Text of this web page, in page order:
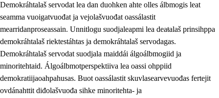
1.5 Luondduákten ja birasdiđolašvuohta
1.6 Demokratiija ja mielváikkuheapmi
Demokráhtalaš servodat lea dan duohken ahte olles álbmogis leat
seamma vuoigatvuođat ja vejolašvuođat oassálastit
mearridanproseassain. Unnitlogu suodjaleapmi lea deaŧalaš prinsihppa
demokráhtalaš riektestáhtas ja demokráhtalaš servodagas.
Demokráhtalaš servodat suodjala maiddái álgoálbmogiid ja
minoritehtaid. Álgoálbmotperspektiiva lea oassi ohppiid
demokratiijaoahpahusas. Buot oassálastit skuvlasearvevuođas fertejit
ovdánahttit diđolašvuođa sihke minoritehta- ja